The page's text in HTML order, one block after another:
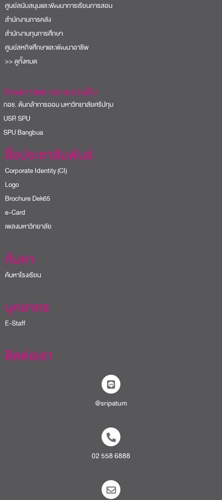
ศูนย์สนับสนุนและพัฒนาการเรียนการสอน
สำนักงานการคลัง
สำนักงานทุนการศึกษา
ศูนย์สหกิจศึกษาและพัฒนาอาชีพ
>> ดูทั้งหมด
โครงการและความร่วมมือ
ช. ต้นกล้าการออม มหาวิทยาลัยศรีปทุม
SPU
Bangbua
สื่อประชาสัมพันธ์
Corporate Identity (CI)
Logo
Brochure Dek65
e-Card
เพลงมหาวิทยาลัย
ค้นหา
ค้นหาโรงเรียน
บุคลากร
E-Staff
ติดต่อเรา
@sripatum
02 558 6888